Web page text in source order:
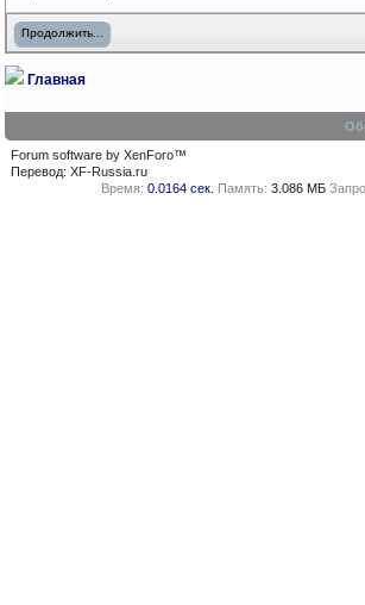
Продолжить...
Главная
Forum software by XenForo™
Перевод:XF-Russia.ru
Время: 0.0164 сек. Память: 3.086 МБ